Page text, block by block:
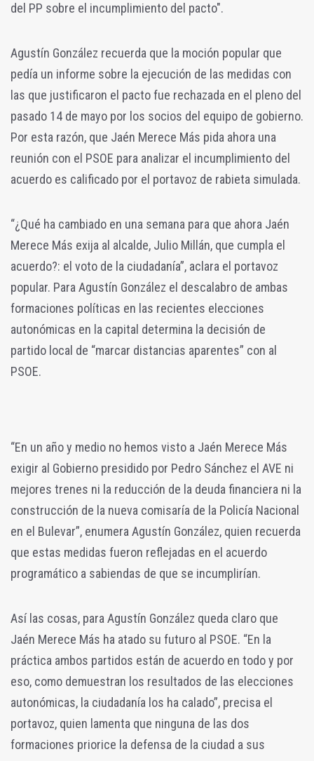
del PP sobre el incumplimiento del pacto".
Agustín González recuerda que la moción popular que
pedía un informe sobre la ejecución de las medidas con
las que justificaron el pacto fue rechazada en el pleno del
pasado 14 de mayo por los socios del equipo de gobierno.
Por esta razón, que Jaén Merece Más pida ahora una
reunión con el PSOE para analizar el incumplimiento del
acuerdo es calificado por el portavoz de rabieta simulada.
“¿Qué ha cambiado en una semana para que ahora Jaén
Merece Más exija al alcalde, Julio Millán, que cumpla el
acuerdo?: el voto de la ciudadanía”, aclara el portavoz
popular. Para Agustín González el descalabro de ambas
formaciones políticas en las recientes elecciones
autonómicas en la capital determina la decisión de
partido local de “marcar distancias aparentes” con al
PSOE.
“En un año y medio no hemos visto a Jaén Merece Más
exigir al Gobierno presidido por Pedro Sánchez el AVE ni
mejores trenes ni la reducción de la deuda financiera ni la
construcción de la nueva comisaría de la Policía Nacional
en el Bulevar”, enumera Agustín González, quien recuerda
que estas medidas fueron reflejadas en el acuerdo
programático a sabiendas de que se incumplirían.
Así las cosas, para Agustín González queda claro que
Jaén Merece Más ha atado su futuro al PSOE. “En la
práctica ambos partidos están de acuerdo en todo y por
eso, como demuestran los resultados de las elecciones
autonómicas, la ciudadanía los ha calado”, precisa el
portavoz, quien lamenta que ninguna de las dos
formaciones priorice la defensa de la ciudad a sus